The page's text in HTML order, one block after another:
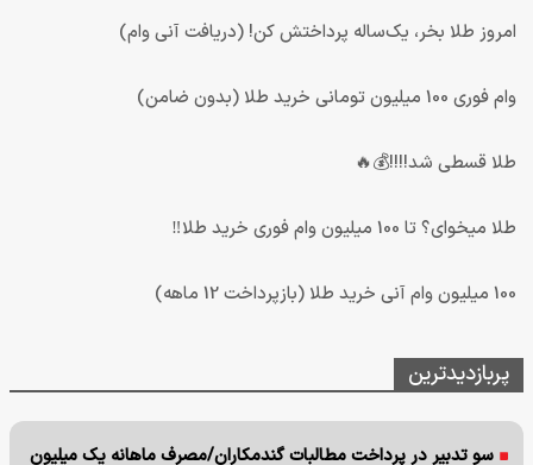
امروز طلا بخر، یک‌ساله پرداختش کن! (دریافت آنی وام)
وام فوری 100 میلیون تومانی خرید طلا (بدون ضامن)
طلا قسطی شد!!!!💰🔥
طلا میخوای؟ تا 100 میلیون وام فوری خرید طلا‼️
100 میلیون وام آنی خرید طلا (بازپرداخت 12 ماهه)
پربازدیدترین
سو تدبیر در پرداخت مطالبات گندمکاران/مصرف ماهانه یک میلیون